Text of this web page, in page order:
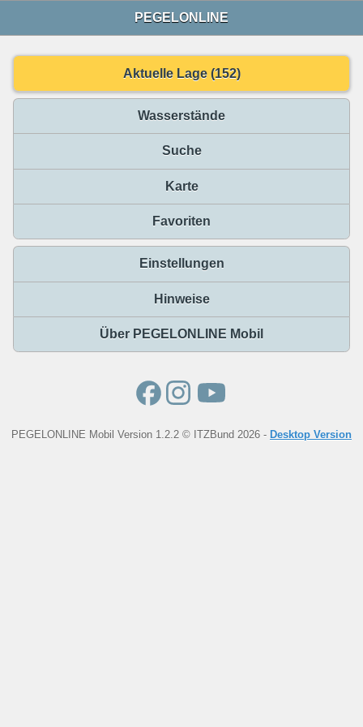
PEGELONLINE
Aktuelle Lage (152)
Wasserstände
Suche
Karte
Favoriten
Einstellungen
Hinweise
Über PEGELONLINE Mobil
PEGELONLINE Mobil Version 1.2.2 © ITZBund 2026 - Desktop Version